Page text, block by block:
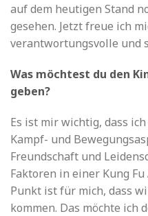
auf dem heutigen Stand
gesehen. Jetzt freue ich
verantwortungsvolle und
Was möchtest du den
geben?
Es ist mir wichtig, dass
Kampf- und
Freundschaft und
Faktoren in einer Kung
Punkt ist für mich, dass
kommen. Das möchte ich